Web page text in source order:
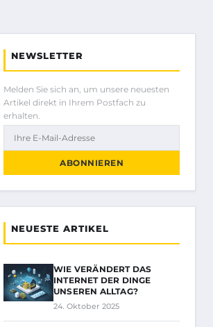
NEWSLETTER
Melden Sie sich an, um unsere neuesten
Artikel direkt in Ihrem Postfach zu
erhalten.
ABONNIEREN
NEUESTE ARTIKEL
WIE VERÄNDERT DAS
INTERNET DER DINGE
UNSEREN ALLTAG?
24. Oktober 2025